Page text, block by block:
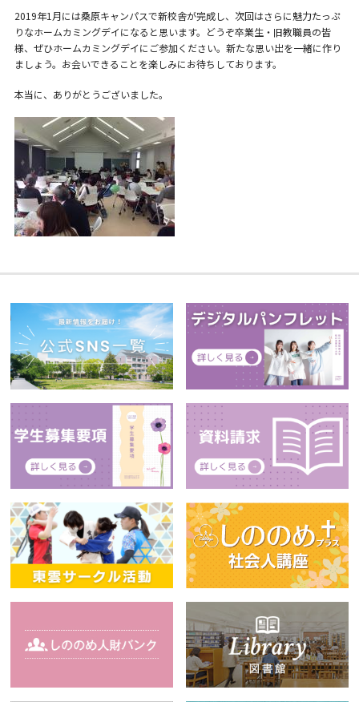
2019年1月には桑原キャンパスで新校舎が完成し、次回はさらに魅力たっぷ
りなホームカミングデイになると思います。どうぞ卒業生・旧教職員の皆
様、ぜひホームカミングデイにご参加ください。新たな思い出を一緒に作り
ましょう。お会いできることを楽しみにお待ちしております。
本当に、ありがとうございました。